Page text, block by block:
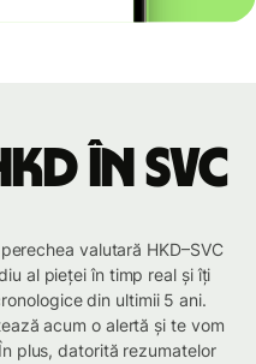
în SVC
valutară HKD–SVC
al pieței în timp real și îți
din ultimii 5 ani.
acum o alertă și te vom
plus, datorită rezumatelor